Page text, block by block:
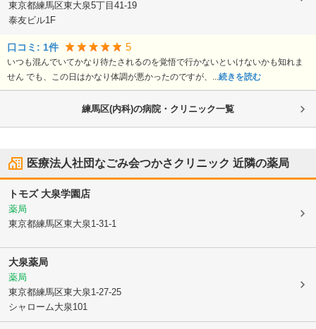
東京都練馬区東大泉5丁目41-19
泰友ビル1F
口コミ: 1件 5
いつも混んでいてかなり待たされるのを覚悟で行かないといけないかも知れま
せん でも、この日はかなり体調が悪かったのですが、...続きを読む
練馬区(内科)の病院・クリニック一覧
医療法人社団なごみ会つかさクリニック 近隣の薬局
トモズ 大泉学園店
薬局
東京都練馬区東大泉1-31-1
大泉薬局
薬局
東京都練馬区東大泉1-27-25
シャローム大泉101